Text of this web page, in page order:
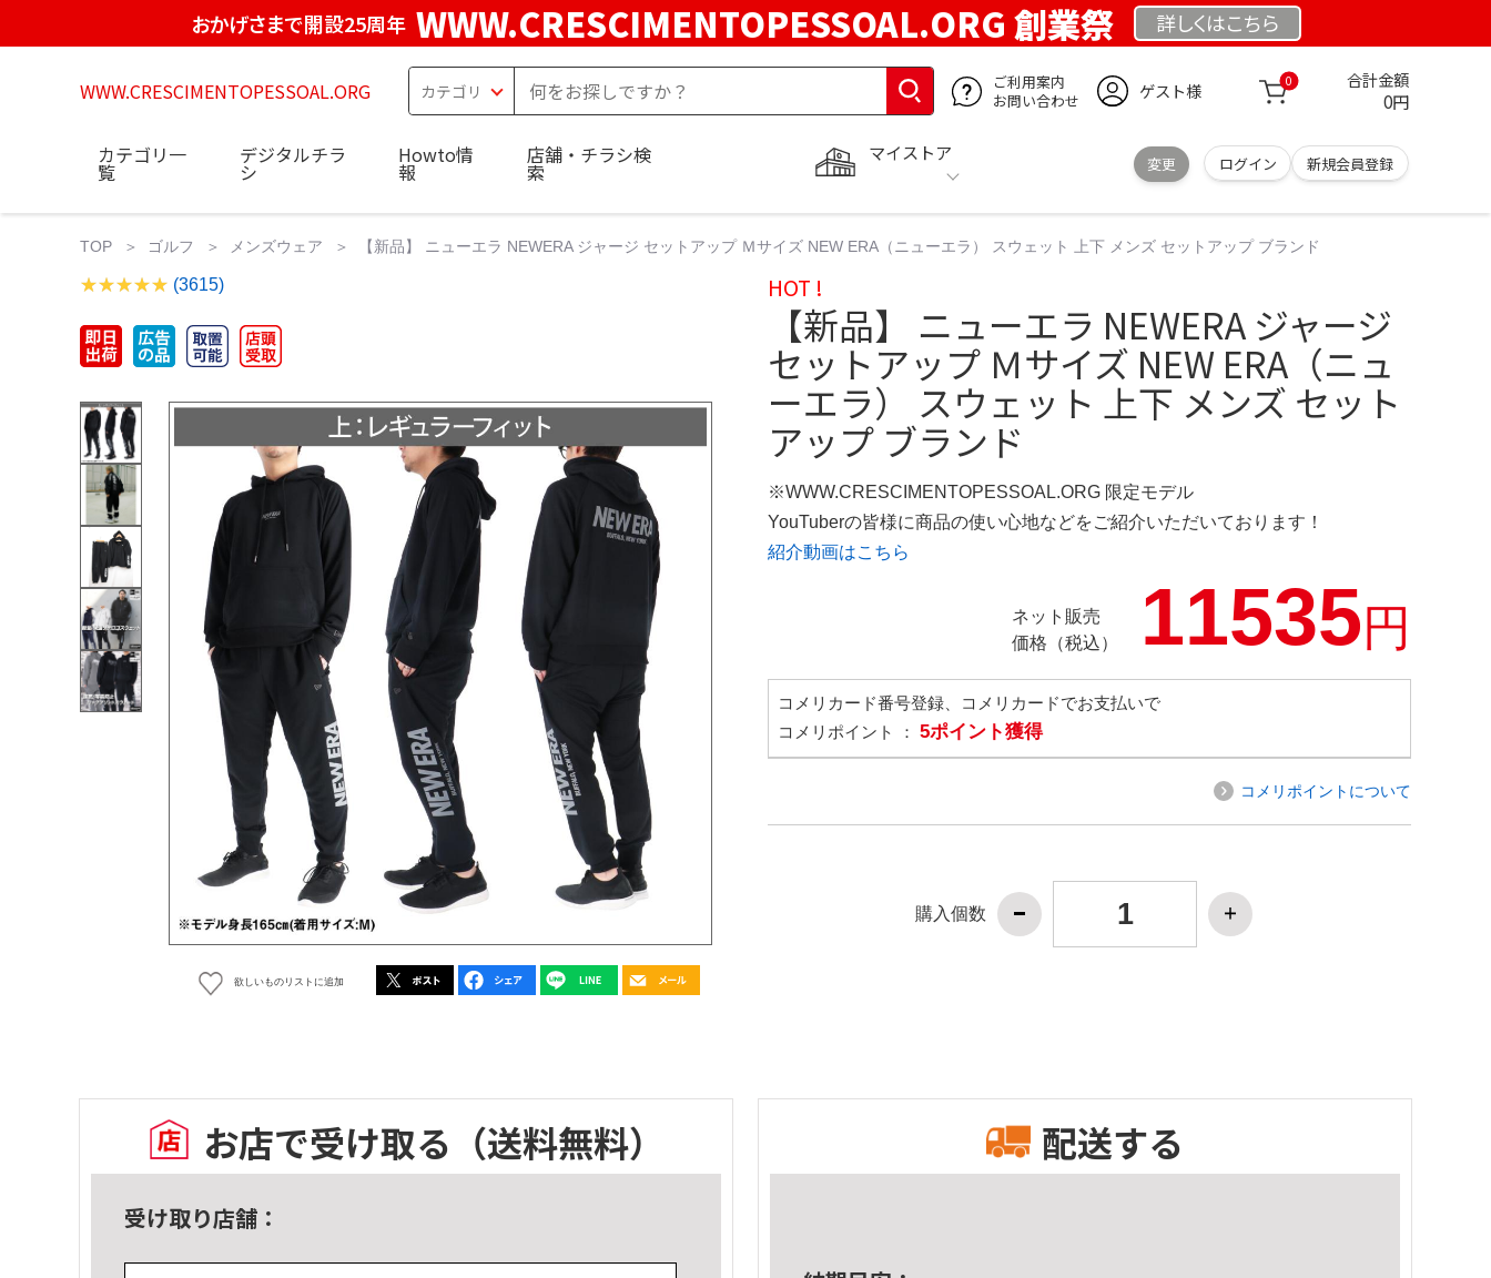
おかげさまで開設25周年 WWW.CRESCIMENTOPESSOAL.ORG 創業祭 詳しくはこちら
WWW.CRESCIMENTOPESSOAL.ORG
ご利用案内
お問い合わせ
ゲスト様 0 合計金額
0円
マイストア
変更 ログイン 新規会員登録
カテゴリ一
覧
デジタルチラ
シ
Howto情
報
店舗・チラシ検
索
TOP ゴルフ メンズウェア 【新品】 ニューエラ NEWERA ジャージ セットアップ Ｍサイズ NEW ERA（ニューエラ） スウェット 上下 メンズ セットアップ ブランド
(3615)
欲しいものリストに追加
HOT !
【新品】 ニューエラ NEWERA ジャージ
セットアップ Ｍサイズ NEW ERA（ニュ
ーエラ） スウェット 上下 メンズ セット
アップ ブランド
※WWW.CRESCIMENTOPESSOAL.ORG 限定モデル
YouTuberの皆様に商品の使い心地などをご紹介いただいております！
紹介動画はこちら
ネット販売
価格（税込）
11535円
コメリカード番号登録、コメリカードでお支払いで
コメリポイント ： 5ポイント獲得
コメリポイントについて
購入個数
お店で受け取る （送料無料）
受け取り店舗：
配送する